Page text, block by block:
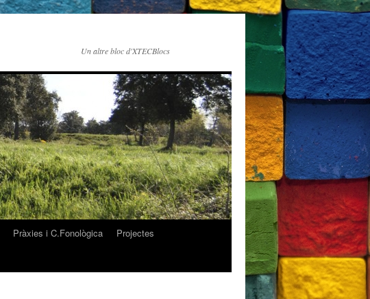
Un altre bloc d'XTECBlocs
Pràxies i C.Fonològica
Projectes